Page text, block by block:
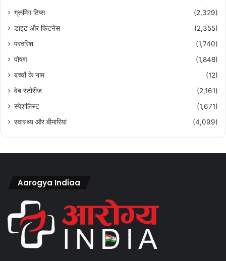
ग्रूमिंग टिप्स
(2,329)
डाइट और फिटनेस
(2,355)
परवरिश
(1,740)
पोषण
(1,848)
बच्चों के नाम
(12)
वेब स्टोरीज
(2,161)
स्पेशलिस्ट
(1,671)
स्वास्थ्य और बीमारियां
(4,099)
Aarogya Indiaa